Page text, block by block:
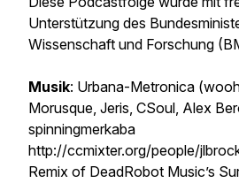
Unterstützung des
Wissenschaft und Forschung
Musik: Urbana-Metronica
Morusque, Jeris, CSoul, Alex
spinningmerkaba
http://ccmixter.org/people/
Remix of DeadRobot Music’s